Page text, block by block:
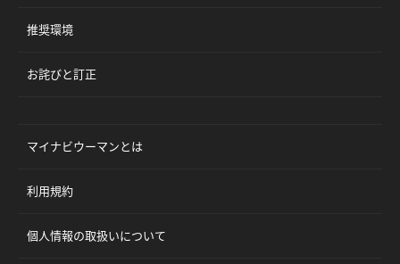
推奨環境
お詫びと訂正
マイナビウーマンとは
利用規約
個人情報の取扱いについて